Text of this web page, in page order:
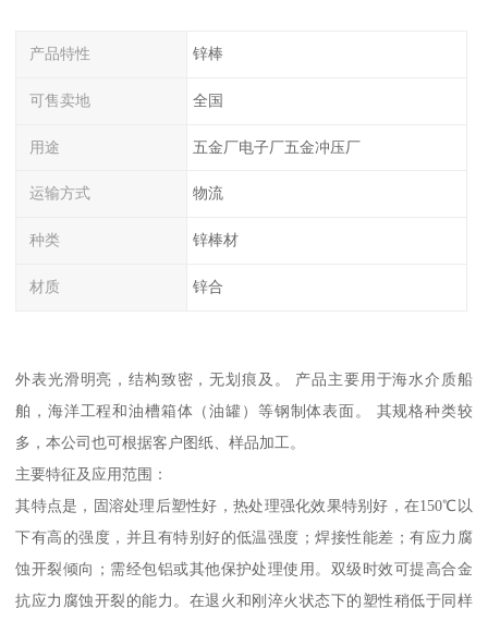
产品特性 锌棒
可售卖地 全国
用途 五金厂电子厂五金冲压厂
运输方式 物流
种类 锌棒材
材质 锌合
外表光滑明亮，结构致密，无划痕及。 产品主要用于海水介质船
舶，海洋工程和油槽箱体（油罐）等钢制体表面。 其规格种类较
多，本公司也可根据客户图纸、样品加工。
主要特征及应用范围：
其特点是，固溶处理后塑性好，热处理强化效果特别好，在150℃以
下有高的强度，并且有特别好的低温强度；焊接性能差；有应力腐
蚀开裂倾向；需经包铝或其他保护处理使用。双级时效可提高合金
抗应力腐蚀开裂的能力。在退火和刚淬火状态下的塑性稍低于同样